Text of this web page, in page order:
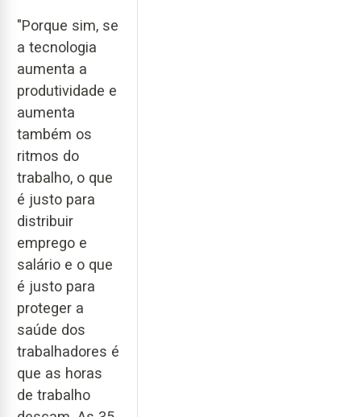
"Porque sim, se
a tecnologia
aumenta a
produtividade e
aumenta
também os
ritmos do
trabalho, o que
é justo para
distribuir
emprego e
salário e o que
é justo para
proteger a
saúde dos
trabalhadores é
que as horas
de trabalho